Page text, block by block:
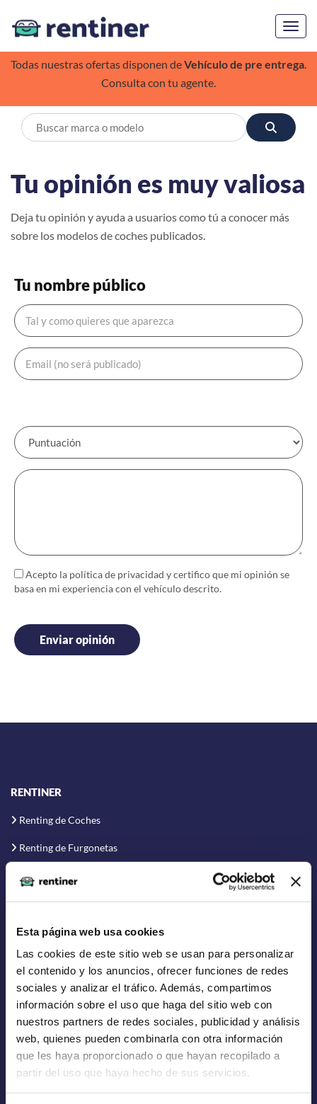
Esta página web usa cookies
Las cookies de este sitio web se usan para personalizar
el contenido y los anuncios, ofrecer funciones de redes
sociales y analizar el tráfico. Además, compartimos
información sobre el uso que haga del sitio web con
nuestros partners de redes sociales, publicidad y análisis
web, quienes pueden combinarla con otra información
que les haya proporcionado o que hayan recopilado a
partir del uso que haya hecho de sus servicios.
Todas nuestras ofertas disponen deVehículo de pre entrega.
Consulta con tu agente.
Tu opinión es muy valiosa
Deja tu opinión y ayuda a usuarios como tú a conocer más
sobre los modelos de coches publicados.
Tu nombre público
Acepto la política de privacidad y certifico que mi opinión se
basa en mi experiencia con el vehículo descrito.
RENTINER
Renting de Coches
Renting de Furgonetas
Renting Flexible
Renting Corto Plazo
Renting Coche Eléctrico
Empresas de Renting
Renting a Medida
Quiénes Somos